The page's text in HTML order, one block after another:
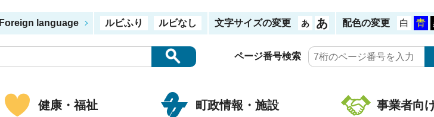
Foreign language ルビふり ルビなし 文字サイズの変更 配色の変更
ページ番号検索
健康・福祉 町政情報・施設 事業者向